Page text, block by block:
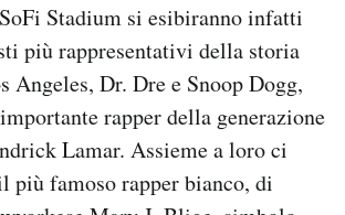
Stadium si esibiranno infatti
più rappresentativi della storia
Angeles, Dr. Dre e Snoop Dogg,
rapper della generazione
Lamar. Assieme a loro ci
più famoso rapper bianco, di